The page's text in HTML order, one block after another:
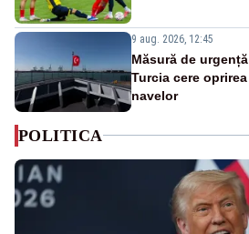
9 aug. 2026, 12:45
Măsură de
Turcia cere
navelor
POLITICA